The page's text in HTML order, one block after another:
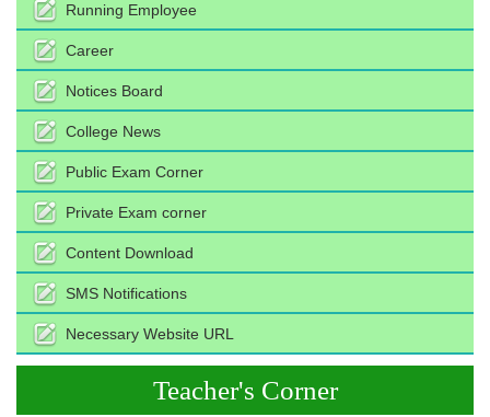
Running Employee
Career
Notices Board
College News
Public Exam Corner
Private Exam corner
Content Download
SMS Notifications
Necessary Website URL
Teacher's Corner